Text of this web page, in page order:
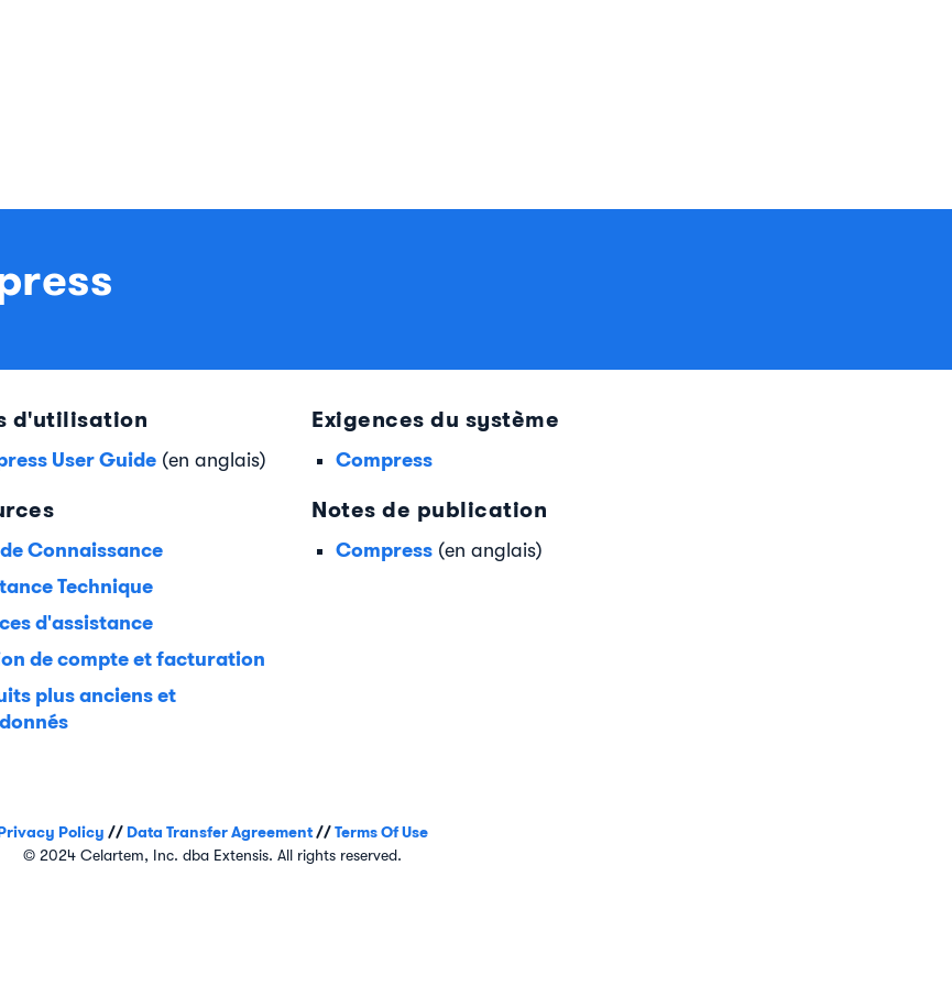
d'utilisation
User Guide (en anglais)
Connaissance
Technique
d'assistance
de compte et facturation
plus anciens et
Exigences du système
Compress
Notes de publication
Compress (en anglais)
Policy // Data Transfer Agreement//Terms Of Use
© 2024 Celartem, Inc. dba Extensis. All rights reserved.